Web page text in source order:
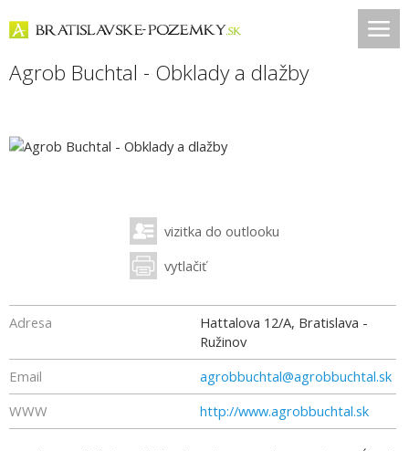
Agrob Buchtal - Obklady a dlažby
vizitka do outlooku
vytlačiť
Adresa
Hattalova 12/A, Bratislava -
Ružinov
Email
agrobbuchtal@agrobbuchtal.sk
WWW
http://www.agrobbuchtal.sk